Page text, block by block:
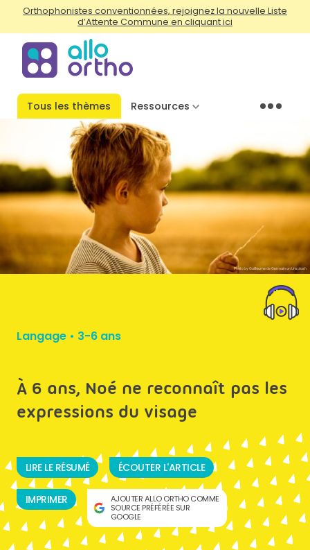
Orthophonistes conventionnées, rejoignez la nouvelle Liste
d’Attente Commune en cliquant ici
Tous les thèmes Ressources Menu
Photo by Guillaume de Germain on Unsplash
Langage • 3-6 ans
À 6 ans, Noé ne reconnaît pas les
expressions du visage
LIRE LE RÉSUMÉ ÉCOUTER L'ARTICLE
IMPRIMER
AJOUTER ALLO ORTHO COMME
SOURCE PRÉFÉRÉE SUR
GOOGLE